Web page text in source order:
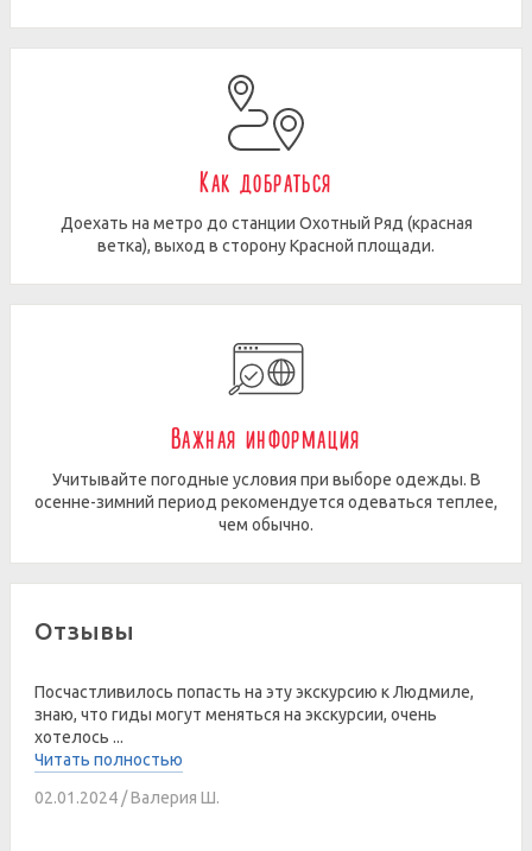
Как добраться
Доехать на метро до станции Охотный Ряд (красная
ветка), выход в сторону Красной площади.
Важная информация
Учитывайте погодные условия при выборе одежды. В
осенне-зимний период рекомендуется одеваться теплее,
чем обычно.
Отзывы
Посчастливилось попасть на эту экскурсию к Людмиле,
знаю, что гиды могут меняться на экскурсии, очень
хотелось ...
Читать полностью
02.01.2024 / Валерия Ш.